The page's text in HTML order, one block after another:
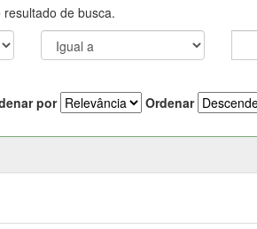
de busca.
por Ordenar